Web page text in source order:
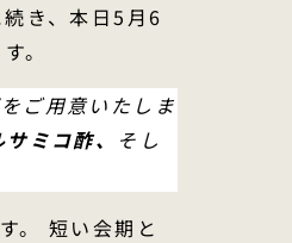
き、本日5月6
。
ご用意いたしま
ミコ酢、
そし
。 短い会期と